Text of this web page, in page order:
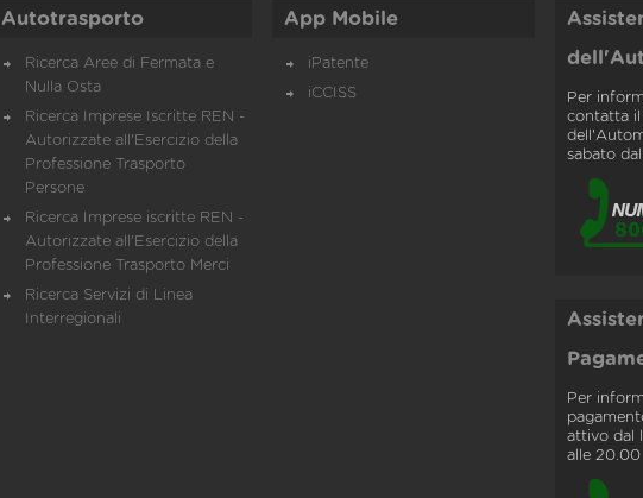
Autotrasporto
Ricerca Aree di Fermata e
Nulla Osta
Ricerca Imprese Iscritte REN -
Autorizzate all'Esercizio della
Professione Trasporto
Persone
Ricerca Imprese iscritte REN -
Autorizzate all'Esercizio della
Professione Trasporto Merci
Ricerca Servizi di Linea
Interregionali
App Mobile
iPatente
iCCISS
Per
contatta il
sabato
Per
attivo dal
alle 20.00